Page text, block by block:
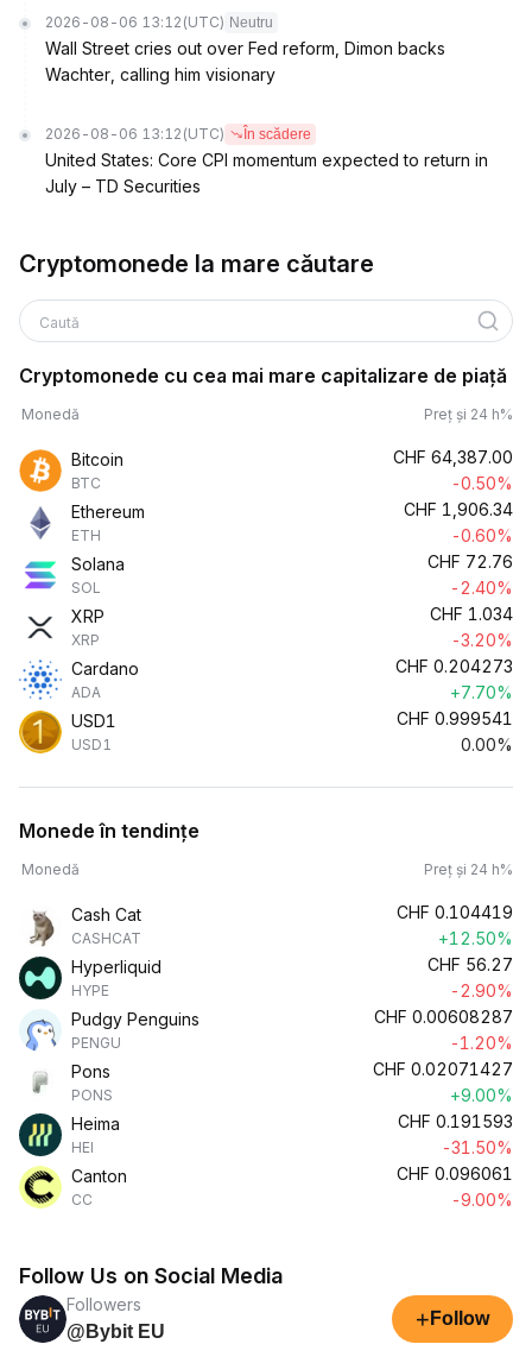
2026-08-06 13:12 (UTC) Neutru
Wall Street cries out over Fed reform, Dimon backs
Wachter, calling him visionary
2026-08-06 13:12 (UTC) În scădere
United States: Core CPI momentum expected to return in
July – TD Securities
Cryptomonede la mare căutare
Caută
Cryptomonede cu cea mai mare capitalizare de piață
Monedă Preț și 24 h%
Bitcoin
BTC
CHF 64,387.00
-0.50%
Ethereum
ETH
CHF 1,906.34
-0.60%
Solana
SOL
CHF 72.76
-2.40%
XRP
XRP
CHF 1.034
-3.20%
Cardano
ADA
CHF 0.204273
+7.70%
USD1
USD1
CHF 0.999541
0.00%
Monede în tendințe
Monedă Preț și 24 h%
Cash Cat
CASHCAT
CHF 0.104419
+12.50%
Hyperliquid
HYPE
CHF 56.27
-2.90%
Pudgy Penguins
PENGU
CHF 0.00608287
-1.20%
Pons
PONS
CHF 0.02071427
+9.00%
Heima
HEI
CHF 0.191593
-31.50%
Canton
CC
CHF 0.096061
-9.00%
Follow Us on Social Media
Followers
@Bybit EU
+ Follow